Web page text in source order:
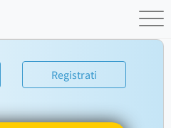
Registrati